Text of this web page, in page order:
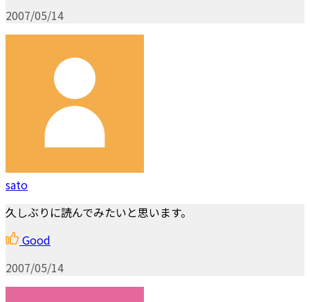
2007/05/14
sato
久しぶりに読んでみたいと思います。
Good
2007/05/14